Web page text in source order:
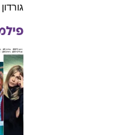
גורדון